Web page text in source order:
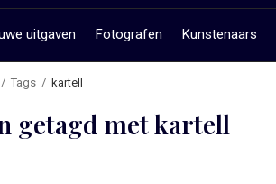
uitgaven Fotografen Kunstenaars
Tags kartell
getagd met kartell